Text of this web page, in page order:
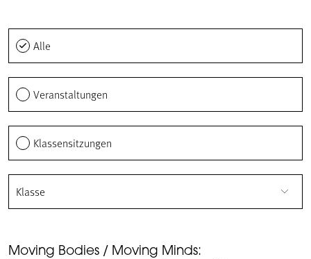
Alle
Veranstaltungen
Klassensitzungen
Klasse
Moving Bodies / Moving Minds: